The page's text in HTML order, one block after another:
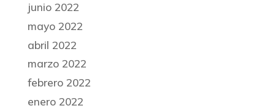
junio 2022
mayo 2022
abril 2022
marzo 2022
febrero 2022
enero 2022